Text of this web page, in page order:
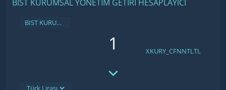
BIST KURUMSAL YONETIM GETIRI HESAPLAYICI
BIST KURUMSAL YONETIM GETIRI
XKURY_CFNNTLTL